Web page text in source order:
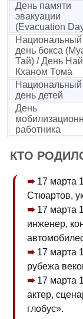
День памяти
эвакуации
(Evacuation
Национальный
день бокса
Тай) / День Най
Кханом Тома
Национальный
день детей
День
работника
КТО
17 марта
Стюартов,
17 марта
инженер,
17 марта
рубежа
17 марта
актер,
глобус».